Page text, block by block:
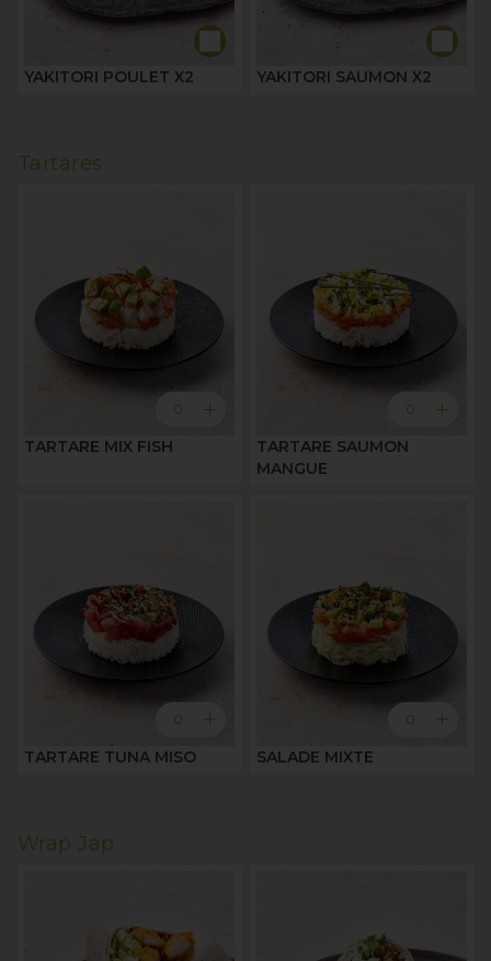
YAKITORI POULET X2 YAKITORI SAUMON X2
Tartares
0 add
TARTARE MIX FISH
0 add
TARTARE SAUMON
MANGUE
0 add
TARTARE TUNA MISO
0 add
SALADE MIXTE
Wrap Jap